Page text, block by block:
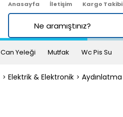
Anasayfa İletişim Kargo Takibi
Can Yeleği Mutfak Wc Pis Su
Elektrik & Elektronik Aydınlatma